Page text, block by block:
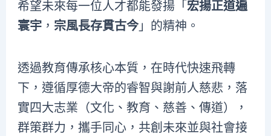
希望未來每一位人才都能發揚「 宏揚正道遍
寰宇 ， 宗風長存貫古今」的精神。
透過教育傳承核心本質，在時代快速飛轉
下，遵循厚德大帝的睿智與謝前人慈悲，落
實四大志業（文化、教育、慈善、傳道），
群策群力，攜手同心，共創未來並與社會接